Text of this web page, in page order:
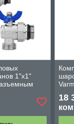
1"х1"
для
групп
18